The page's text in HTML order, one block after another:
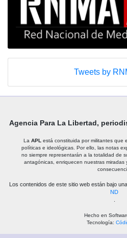
Tweets by
Agencia Para La Libertad,
La APL está constituida por militantes que
políticas e ideológicas. Por ello, las notas
no siempre representarán a la totalidad de
antagónicas, enriquecen nuestras miradas
Los contenidos de este sitio web están bajo una
ND
Hecho en
Tecnología: